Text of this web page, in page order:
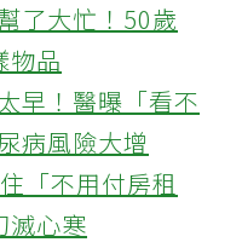
了大忙！50歲
物品
早！醫曝「看不
病風險大增
「不用付房租
滅心寒